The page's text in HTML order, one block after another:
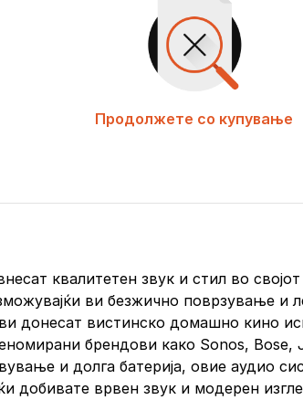
Продолжете со купување
квалитетен звук и стил во
ви безжично поврзување и
донесат вистинско домашно кино
брендови како Sonos, Bose,
и долга батерија, овие аудио
добивате врвен звук и модерен